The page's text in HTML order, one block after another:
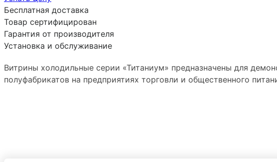
Бесплатная доставка
Товар сертифицирован
Гарантия от производителя
Установка и обслуживание
Витрины холодильные серии «Титаниум» предназначены для
полуфабрикатов на предприятиях торговли и общественного